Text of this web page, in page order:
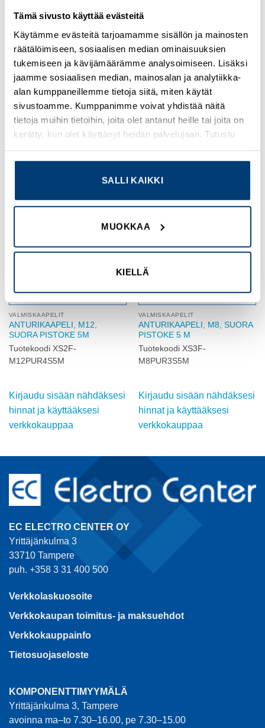
Tämä sivusto käyttää evästeitä
Käytämme evästeitä tarjoamamme sisällön ja mainosten
räätälöimiseen, sosiaalisen median ominaisuuksien
tukemiseen ja kävijämäärämme analysoimiseen. Lisäksi
jaamme sosiaalisen median, mainosalan ja analytiikka-
alan kumppaneillemme tietoja siitä, miten käytät
sivustoamme. Kumppanimme voivat yhdistää näitä
tietoja muihin tietoihin, joita olet antanut heille tai joita on
kerätty, kun olet käyttänyt heidän palvelujaan. Tutustu
SALLI KAIKKI
MUOKKAA
KIELLÄ
brass, cable gland Pg7, external cable diameter 4 mm … 6
mm
Lisätietoja tuotteesta
Osasto:Valmiskaapelit
wishlist
VALMISKAAPELIT
ANTURIKAAPELI, M12,
SUORA PISTOKE 5M
Tuotekoodi XS2F-
M12PUR4S5M
Kirjaudu sisään nähdäksesi
hinnat ja käyttääksesi
verkkokauppaa
VALMISKAAPELIT
ANTURIKAAPELI, M8, SUORA
PISTOKE 5 M
Tuotekoodi XS3F-
M8PUR3S5M
Kirjaudu sisään nähdäksesi
hinnat ja käyttääksesi
verkkokauppaa
EC ELECTRO CENTER OY
Yrittäjänkulma 3
33710 Tampere
puh. +358 3 31 400 500
Verkkolaskuosoite
Verkkokaupan toimitus- ja maksuehdot
Verkkokauppainfo
Tietosuojaseloste
KOMPONENTTIMYYMÄLÄ
Yrittäjänkulma 3, Tampere
avoinna ma–to 7.30–16.00, pe 7.30–15.00